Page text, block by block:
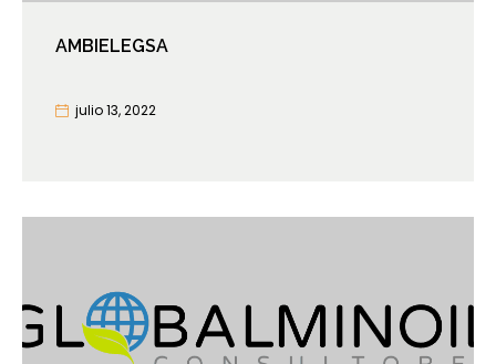
AMBIELEGSA
julio 13, 2022